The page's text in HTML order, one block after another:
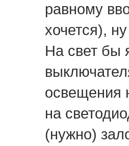
равному
хочется),
На свет бы
освещения
на
(нужно)